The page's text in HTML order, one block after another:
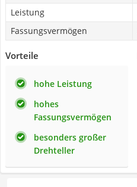
Leistung
Fassungsvermögen
Vorteile
hohe Leistung
hohes
Fassungsvermögen
besonders großer
Drehteller